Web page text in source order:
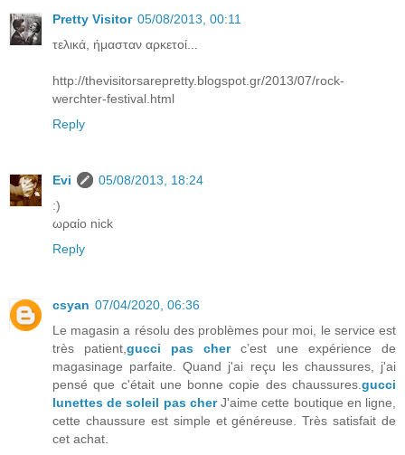
Pretty Visitor 05/08/2013, 00:11
τελικά, ήμασταν αρκετοί...
http://thevisitorsarepretty.blogspot.gr/2013/07/rock-
werchter-festival.html
Reply
Evi
05/08/2013, 18:24
:)
ωραίο nick
Reply
csyan 07/04/2020, 06:36
Le magasin a résolu des problèmes pour moi, le service est
très patient, gucci pas cherc’est une expérience de
magasinage parfaite. Quand j'ai reçu les chaussures, j'ai
pensé que c'était une bonne copie des chaussures. gucci
lunettes de soleil pas cherJ'aime cette boutique en ligne,
cette chaussure est simple et généreuse. Très satisfait de
cet achat.